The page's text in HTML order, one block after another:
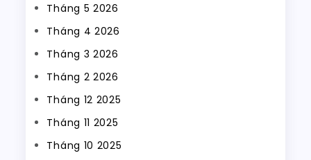
Tháng 5 2026
Tháng 4 2026
Tháng 3 2026
Tháng 2 2026
Tháng 12 2025
Tháng 11 2025
Tháng 10 2025